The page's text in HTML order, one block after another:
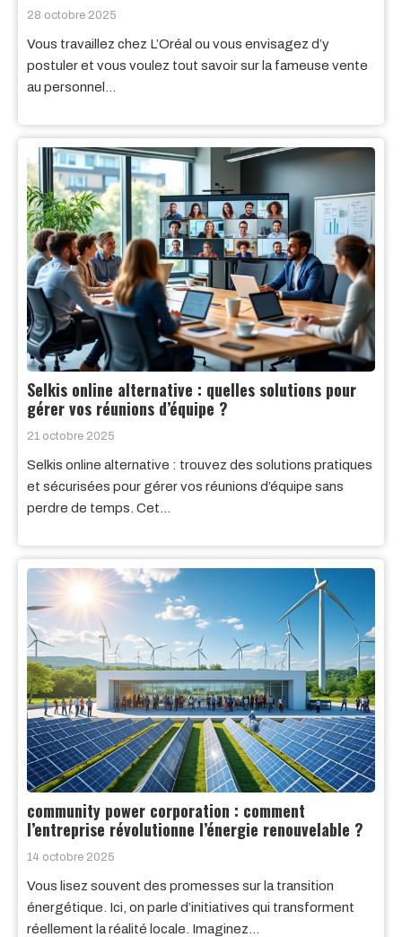
28 octobre 2025
Vous travaillez chez L’Oréal ou vous envisagez d’y
postuler et vous voulez tout savoir sur la fameuse vente
au personnel…
Selkis online alternative : quelles solutions pour
gérer vos réunions d’équipe ?
21 octobre 2025
Selkis online alternative : trouvez des solutions pratiques
et sécurisées pour gérer vos réunions d’équipe sans
perdre de temps. Cet…
community power corporation : comment
l’entreprise révolutionne l’énergie renouvelable ?
14 octobre 2025
Vous lisez souvent des promesses sur la transition
énergétique. Ici, on parle d’initiatives qui transforment
réellement la réalité locale. Imaginez…